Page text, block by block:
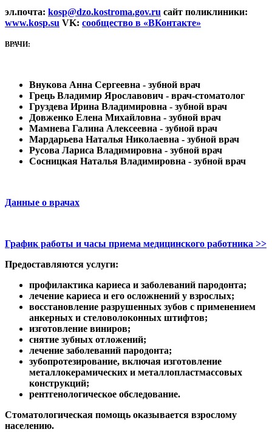
эл.почта: kosp@dzo.kostroma.gov.ru сайт поликлиники:
www.kosp.su VK: сообщество в «ВКонтакте»
ВРАЧИ:
Внукова Анна Сергеевна - зубной врач
Грець Владимир Ярославович -​ врач-стоматолог
Груздева Ирина Владимировна - зубной врач
Довженко Елена Михайловна - зубной врач
Мамнева Галина Алексеевна - зубной врач
Мардарьева Наталья Николаевна - зубной врач
Русова Лариса Владимировна - зубной врач
Сосницкая Наталья Владимировна - зубной врач
Данные о врачах
График работы и часы приема медицинского работника >>
Предоставляются услуги:
профилактика кариеса и заболеваний пародонта;
лечение кариеса и его осложнений у взрослых;
восстановление разрушенных зубов с применением
анкерных и стеловолоконных штифтов;
изготовление виниров;
снятие зубных отложений;
лечение заболеваний пародонта;
зубопротезирование, включая изготовление
металлокерамических и металлопластмассовых
конструкций;
рентгенологическое обследование.
Стоматологическая помощь оказывается взрослому
населению.